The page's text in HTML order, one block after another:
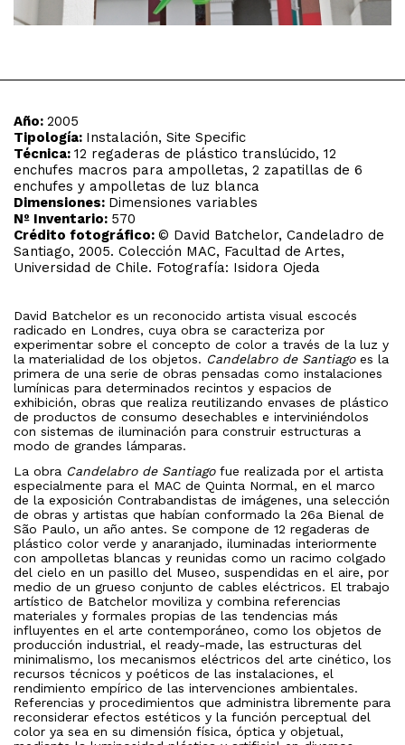
Año: 2005
Tipología: Instalación, Site Specific
Técnica: 12 regaderas de plástico translúcido, 12
enchufes macros para ampolletas, 2 zapatillas de 6
enchufes y ampolletas de luz blanca
Dimensiones: Dimensiones variables
Nº Inventario: 570
Crédito fotográfico: © David Batchelor, Candeladro de
Santiago, 2005. Colección MAC, Facultad de Artes,
Universidad de Chile. Fotografía: Isidora Ojeda
David Batchelor es un reconocido artista visual escocés
radicado en Londres, cuya obra se caracteriza por
experimentar sobre el concepto de color a través de la luz y
la materialidad de los objetos. Candelabro de Santiagoes la
primera de una serie de obras pensadas como instalaciones
lumínicas para determinados recintos y espacios de
exhibición, obras que realiza reutilizando envases de plástico
de productos de consumo desechables e interviniéndolos
con sistemas de iluminación para construir estructuras a
modo de grandes lámparas.
La obra Candelabro de Santiagofue realizada por el artista
especialmente para el MAC de Quinta Normal, en el marco
de la exposición Contrabandistas de imágenes, una selección
de obras y artistas que habían conformado la 26a Bienal de
São Paulo, un año antes. Se compone de 12 regaderas de
plástico color verde y anaranjado, iluminadas interiormente
con ampolletas blancas y reunidas como un racimo colgado
del cielo en un pasillo del Museo, suspendidas en el aire, por
medio de un grueso conjunto de cables eléctricos. El trabajo
artístico de Batchelor moviliza y combina referencias
materiales y formales propias de las tendencias más
influyentes en el arte contemporáneo, como los objetos de
producción industrial, el ready-made, las estructuras del
minimalismo, los mecanismos eléctricos del arte cinético, los
recursos técnicos y poéticos de las instalaciones, el
rendimiento empírico de las intervenciones ambientales.
Referencias y procedimientos que administra libremente para
reconsiderar efectos estéticos y la función perceptual del
color ya sea en su dimensión física, óptica y objetual,